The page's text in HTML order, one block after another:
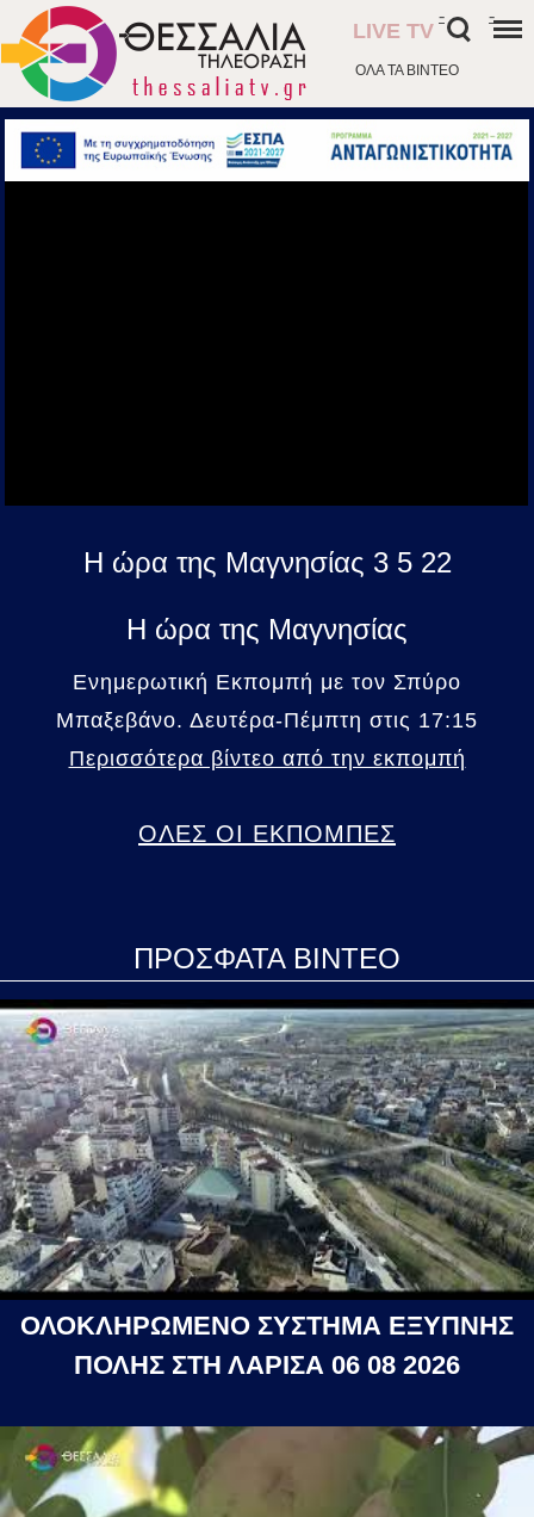
ΟΛΑ ΤΑ ΒΙΝΤΕΟ
LIVE TV
- -
Η ώρα της Μαγνησίας 3 5 22
Η ώρα της Μαγνησίας
Ενημερωτική Εκπομπή με τον Σπύρο
Μπαξεβάνο. Δευτέρα-Πέμπτη στις 17:15
Περισσότερα βίντεο από την εκπομπή
ΟΛΕΣ ΟΙ ΕΚΠΟΜΠΕΣ
ΠΡΟΣΦΑΤΑ ΒΙΝΤΕΟ
ΟΛΟΚΛΗΡΩΜΕΝΟ ΣΥΣΤΗΜΑ ΕΞΥΠΝΗΣ
ΠΟΛΗΣ ΣΤΗ ΛΑΡΙΣΑ 06 08 2026